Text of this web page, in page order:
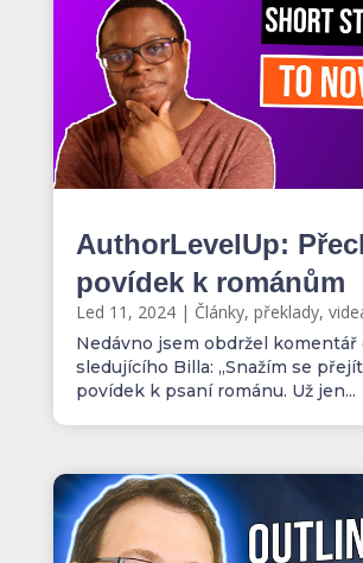
AuthorLevelUp:
povídek k románům
Led 11, 2024| Články, překlady,
Nedávno jsem obdržel komentář
sledujícího Billa: „Snažím se
povídek k psaní románu. Už jen...